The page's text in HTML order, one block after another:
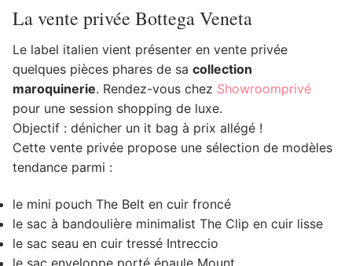
La vente privée Bottega Veneta
Le label italien vient présenter en vente privée
quelques pièces phares de sa collection
maroquinerie. Rendez-vous chez Showroomprivé
pour une session shopping de luxe.
Objectif : dénicher un it bag à prix allégé !
Cette vente privée propose une sélection de modèles
tendance parmi :
le mini pouch The Belt en cuir froncé
le sac à bandoulière minimalist The Clip en cuir lisse
le sac seau en cuir tressé Intreccio